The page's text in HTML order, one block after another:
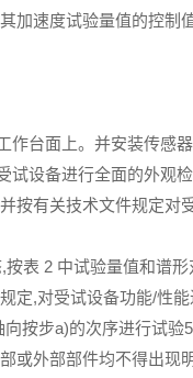
加速度试验量值的控制
作台面上。并安装传感
试设备进行全面的外观
按有关技术文件规定对
表 2 中试验量值和谱
定,对受试设备功能/性
按步a)的次序进行试验
或外部部件均不得出